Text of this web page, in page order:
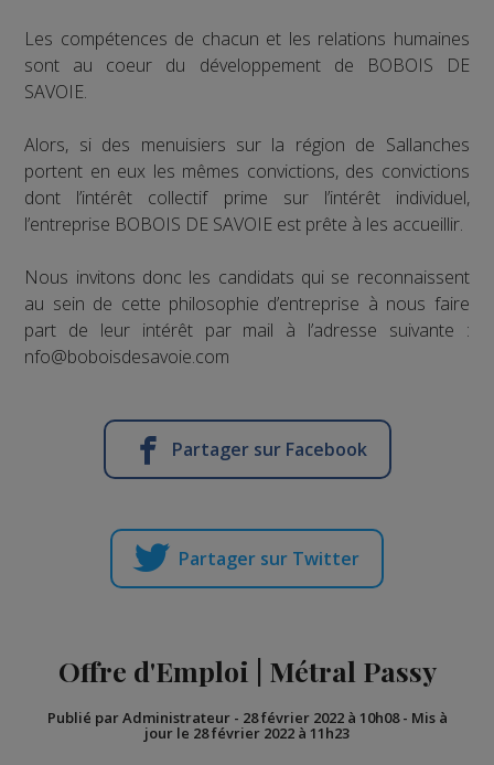
Les compétences de chacun et les relations humaines
sont au coeur du développement de BOBOIS DE
SAVOIE.
Alors, si des menuisiers sur la région de Sallanches
portent en eux les mêmes convictions, des convictions
dont l’intérêt collectif prime sur l’intérêt individuel,
l’entreprise BOBOIS DE SAVOIE est prête à les accueillir.
Nous invitons donc les candidats qui se reconnaissent
au sein de cette philosophie d’entreprise à nous faire
part de leur intérêt par mail à l’adresse suivante :
nfo@boboisdesavoie.com
Partager sur Facebook
Partager sur Twitter
Offre d'Emploi | Métral Passy
Publié par Administrateur- 28 février 2022 à 10h08- Mis à
jour le 28 février 2022 à 11h23